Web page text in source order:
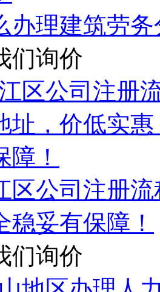
办理建筑劳
们询价
区公司注册
稳妥有保障！
们询价